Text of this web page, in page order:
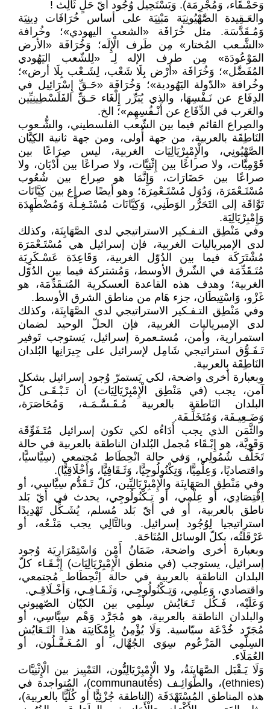
وَحَمْـقَاء، وَمُجْرِمَة). وَيَسْتَحِيل وُجُود أَيّ حَلٍ ثَالِث !
والعَـقِيدة الصَّهْيُونِيَة مَبْنِيَة على أساس خُرَافَات دِينِيَة
وَمُـقَدَّسَة. مثل خُرَافَة «الشعب اليهودي»؛ وخُرافة
«الشَّـعب المُختار» مِن طَرف الْإِلَه؛ وَخُرَافَة «الأرض
المَوْعُودَة» مِن طرف الإله لِـ «لِلشّعب اليَهُودي
المُفَضَّل»؛ وَخُرَافَة «أَرْض بِلَا شَعْب، لِشَـعْب بِلَا أرض»؛
وخُرافة «الدّولة اليَهُودية»؛ وَخُرَافَة «حَـقِّ إِسْرَائِيل في
الدِفَاع عن نَـفْسِهَا، والذي يُبَرِّر إِلْغَاء حَـقِّ الفَلَسْطِينِيِّين
والعَرب في الدِّفَاع عن أَنْـفُسِهِم»؛ الخ.
والصِراع القائم فيما بين الشّعب الفلسطيني، والشُّـعوب
النَاطِقَة بالعربية، من جهة أُولى، ومن جهة ثانية الكِيَّان
الصَّهْيُونِي، والْإِمْبِرْيَالِيَات الغربية، ليس صِرَاعًا بين
قَوْمِيَّات، ولا صراعًا بين إِثْنِيَّات، ولا صراعًا بين أَدْيَان، ولا
صراعًا بين حَضَارَات، وَإِنَّمَا هو صِراع بين شُعُوب
مُسْتَـعْمَرَة، وَدُوَل مُسْتَـعْمِرَة؛ وهو أيضًا صراع بين كِيَّانَات
تَوَّاقَة إلى التَحَرُّر الوَطَنِي، وَكِيَّانَات مُسْتَـغِـلَّة وَمُضْطَهِدَة
وَإِمْبِرْيَالِيَة.
وفي مَنْطِق التـفـكير الاستراتيجي لدى الصَّهَايِنَة، وكذلك
لدى الإمبرياليات الغربية، فإن إسرائيل هي مُسْتَـعْمَرَة
مُشْتَرَكَة فيما بين الدُوّل الغربية، وَقَاعِدَة عَسْـكَرِيَة
مُتَـقَدِّمَة في الشّرق الأوسط، وَمُشتركة فيما بين الدُوّل
الغربية؛ وهدف هذه القاعدة العسكرية المُتـقَدِّمَة، هو
غَزْو، وَاسْتِيطَان، جزء هَام من مناطق الشرق الأوسط.
وفي مَنْطِق التـفـكير الاستراتيجي لدى الصَّهَايِنَة، وكذلك
لدى الإمبرياليات الغربية، فإن الحلّ الوحيد لضمان
استمرارية، وأمن، مُستـعمرة إسرائيل، يَستوجب تَوفير
تَـفَـوُّق استراتيجي شَامِل لإسرائيل على جِيرَانِها البُلدان
النَاطِقَة بِالعربية.
وبعبارة أخرى واضحة، لكي يَستمرّ وُجود إسرائيل بشكل
آمن، يجب (في مَنْطِق الْإِمْبِرْيَالِيَات) أن تَـبْـقَـى كلّ
البلدان النَاطقة بالعربية مُـقَـسَّـمَـة، وَمُحَاصَرَة،
وَضَـعِيـفَة، وَمُتَخَلِّـفَة.
والثَّمَن الذي يجب أَدَاءُه لكي تكون إسرائيل مُتَـفَوِّقَة
وَقَوِيَّة، هو إِبْـقَاء مُجمل البُلدان الناطقة بالعربية في حالة
تَخَلُّف شُمُولِي، وَفي حالة انْحِطَاط مُجتمعي (سِيَّاسيًّا،
واقتصاديًا، وَعِلْمِيًّا، وَتِكْنُولُوجِيًّا، وَثَـقَافِيًّا، وَأَخْلَاقِيًّا).
وفي مَنْطِق الصَهَايِنَة والْإِمْبِرْيَالِيِّين، كلّ تَـقَدُّم سِيَّاسِي، أو
اِقْتِصَادِي، أو عِلْمِي، أو تِـكْنُولُوجِي، يحدث في أيّ بَلد
ناطق بالعربية، أو في أيّ بَلد مُسلم، يُشَـكِّل تَهْدِيدًا
استراتيجيا لِوُجُود إسرائيل. وبالتَّالِي يجب مَنْـعُه، أو
عَرْقَلَتُه، بكلّ الوسائل المُتَاحَة.
وبعبارة أخرى واضحة، ضَمَانُ أََمْن وَاسْتِمْرَارِيَة وُجود
إسرائيل، يستوجب (في منطق الْإِمْبِرْيَالِيَات) إِبْـقَـاء كلّ
البلدان الناطقة بالعربية في حالة اِنْحِطَاط مُجتمعي،
واقتصادي، وَعِلْمِي، وَتِـكْنُولُوجِـي، وَثَـقَـافِـي، وَأَخْـلَاقِـي.
وَعَلَيْه، فَـكُل تَـعَايُش سِلْمِي بين الكيّان الصّهيوني
والبلدان الناطقة بالعربية، هو مُجَرَّد وَهْم سِيَّاسِي، أو
مُجَرّد خُدْعَة سيّاسية. وَلَا يُؤْمِنُ بِإِمْكَانِيَة هذا التَـعَايُش
السِلْمِي المَزْعُوم سِوَى الجُهَّال، أو المُـغَـفَّـلُون، أو
العُمَلَاء.
وَلَا يَـقْبَل الصَّهَايِنَةُ، ولا الْإِمْبِرْيَالِيُّون، التَمْيِيز بين الْإِثْنِيَّات
(ethnies)، والطَوَائِـف (communautés)، المُتواجدة في
هذه المناطق المُسْتَهْدَفَة (الناطقة جُزْئِيًّا أو كُلّيًّا بالعربية)،